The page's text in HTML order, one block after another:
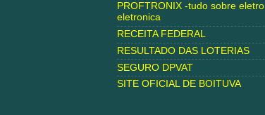
PROFTRONIX -tudo sobre eletro
eletronica
RECEITA FEDERAL
RESULTADO DAS LOTERIAS
SEGURO DPVAT
SITE OFICIAL DE BOITUVA